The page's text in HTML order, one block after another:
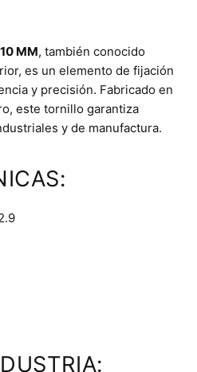
MM, también conocido
es un elemento de fijación
y precisión. Fabricado en
este tornillo garantiza
y de manufactura.